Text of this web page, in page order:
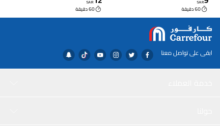
SAR
60 دقيقة
SAR
60 دقيقة
ابقى على تواصل معنا